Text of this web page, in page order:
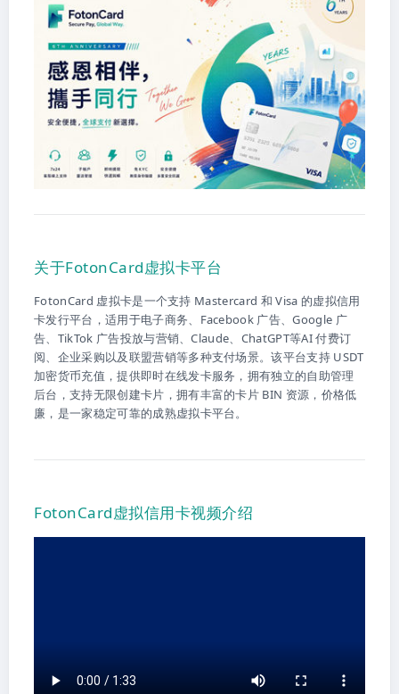
关于FotonCard虚拟卡平台
FotonCard 虚拟卡是一个支持 Mastercard 和 Visa 的虚拟信用
卡发行平台，适用于电子商务、Facebook 广告、Google 广
告、TikTok 广告投放与营销、Claude、ChatGPT等AI 付费订
阅、企业采购以及联盟营销等多种支付场景。该平台支持 USDT
加密货币充值，提供即时在线发卡服务，拥有独立的自助管理
后台，支持无限创建卡片，拥有丰富的卡片 BIN 资源，价格低
廉，是一家稳定可靠的成熟虚拟卡平台。
FotonCard虚拟信用卡视频介绍